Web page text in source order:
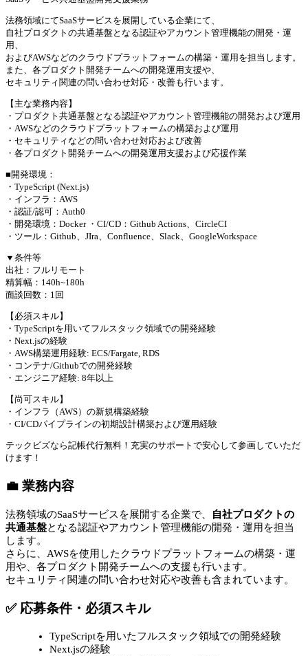
法務領域にてSaaSサービスを展開している企業にて、
自社プロダクトの共通基盤となる認証やアカウント管理機能の開発・運
用、
およびAWSなどのクラウドプラットフォームの構築・運用を担当します。
また、各プロダクト開発チームへの開発運用支援や、
セキュリティ関連の問い合わせ対応・改善も行います。
【主な業務内容】
・プロダクト共通基盤となる認証やアカウント管理機能の開発および運用
・AWSなどのクラウドプラットフォームの構築および運用
・セキュリティなどの問い合わせ対応および改善
・各プロダクト開発チームへの開発運用支援および応援作業
■開発環境：
・TypeScript (Next.js)
・インフラ：AWS
・認証/認可：Auth0
・開発環境：Docker ・CI/CD：Github Actions、CircleCI
・ツール：Github、JIra、Confluence、Slack、GoogleWorkspace
▼条件等
出社：フルリモート
精算幅：140h~180h
面談回数：1回
【必須スキル】
・TypeScriptを用いてフルスタック領域での開発経験
・Next.jsの経験
・AWS構築運用経験: ECS/Fargate, RDS
・コンテナ/Githubでの開発経験
・エンジニア経験: 8年以上
【尚可スキル】
・インフラ（AWS）の新規構築経験
・CI/CDパイプラインの初期設計構築および運用経験
テックビズなら記帳代行無料！充実のサポートで安心して参画していただ
けます！
💼 業務内容
法務領域のSaaSサービスを展開する企業で、
自社プロダクトの
共通基盤となる認証やアカウント管理機能の開発・運用を担当
します。
さらに、AWSを使用したクラウドプラットフォームの構築・運
用や、各プロダクト開発チームへの支援も行います。
セキュリティ関連の問い合わせ対応や改善も含まれています。
✅ 応募条件・必須スキル
TypeScriptを用いたフルスタック領域での開発経験
Next.jsの経験